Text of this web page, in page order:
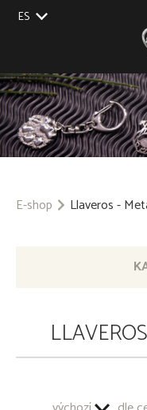
ES
CZ
SK
E-shop Llaveros -
JOYERÍA DE PLATA
925/1000
LLAVEROS - METAL